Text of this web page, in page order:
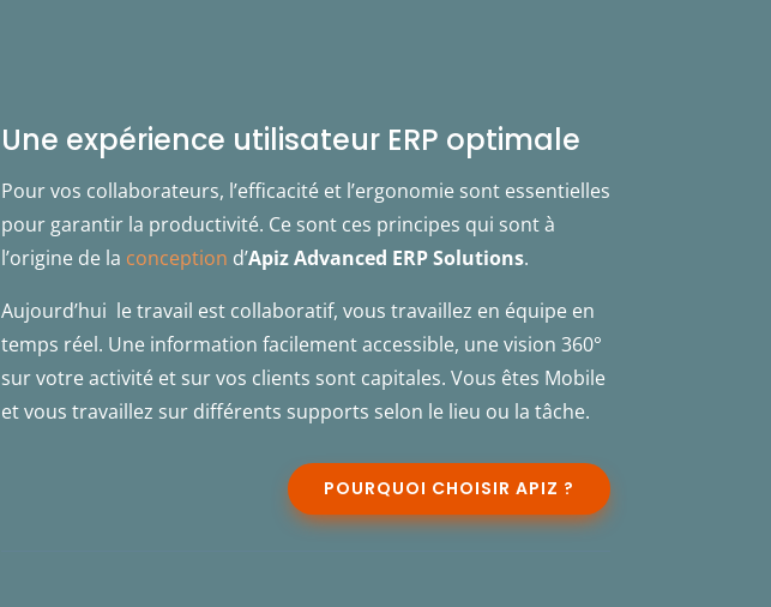
Une expérience utilisateur ERP optimale
Pour vos collaborateurs, l’efficacité et l’ergonomie sont essentielles
pour garantir la productivité. Ce sont ces principes qui sont à
l’origine de la conception d’Apiz Advanced ERP Solutions.
Aujourd’hui le travail est collaboratif, vous travaillez en équipe en
temps réel. Une information facilement accessible, une vision 360°
sur votre activité et sur vos clients sont capitales. Vous êtes Mobile
et vous travaillez sur différents supports selon le lieu ou la tâche.
POURQUOI CHOISIR APIZ ?